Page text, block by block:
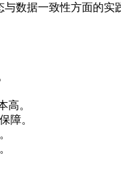
数据一致性方面的实
高。
障。